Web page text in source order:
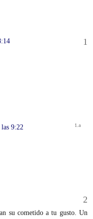
9:22
su cometido a tu gusto. Un